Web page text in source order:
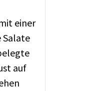
einer
Salate
auf